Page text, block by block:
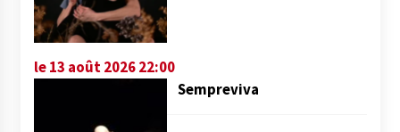
le 13 août 2026 22:00
Sempreviva